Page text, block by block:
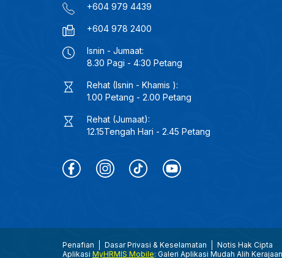
+604 979 4439
+604 978 2400
Isnin - Jumaat:
8.30 Pagi - 4:30 Petang
Rehat (Isnin - Khamis ):
1.00 Petang - 2.00 Petang
Rehat (Jumaat):
12.15Tengah Hari - 2.45 Petang
Penafian Dasar Privasi & Keselamatan
Notis Hak Cipta
Aplikasi MyHRMIS Mobile: Galeri Aplikasi Mudah Alih